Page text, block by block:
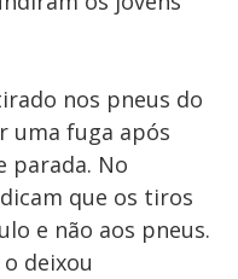
nos pneus do
uma fuga após
parada. No
que os tiros
e não aos pneus.
deixou